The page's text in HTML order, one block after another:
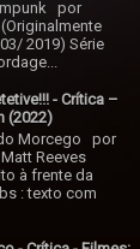
por
2019) Série
- Crítica –
(2022)
Morcego por
Reeves
à frente da
: texto com